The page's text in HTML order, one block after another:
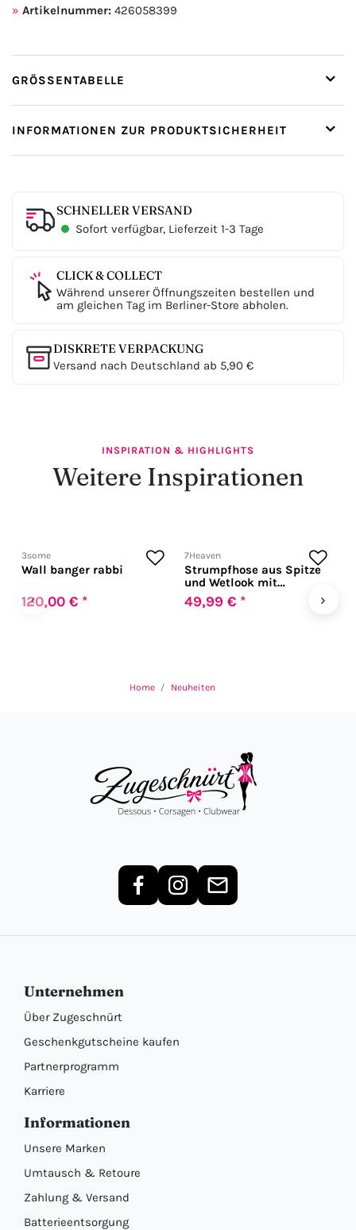
Artikelnummer: 426058399
GRÖSSENTABELLE
INFORMATIONEN ZUR PRODUKTSICHERHEIT
SCHNELLER VERSAND
Sofort verfügbar, Lieferzeit 1-3 Tage
CLICK & COLLECT
Während unserer Öffnungszeiten bestellen und
am gleichen Tag im Berliner-Store abholen.
DISKRETE VERPACKUNG
Versand nach Deutschland ab 5,90 €
INSPIRATION & HIGHLIGHTS
Weitere Inspirationen
‹
3some
Wall banger rabbi
120,00 € *
7Heaven
Strumpfhose aus Spitze
und Wetlook mit
Schnürung
49,99 € * ›
Home Neuheiten
Unternehmen
Über Zugeschnürt
Geschenkgutscheine kaufen
Partnerprogramm
Karriere
Informationen
Unsere Marken
Umtausch & Retoure
Zahlung & Versand
Batterieentsorgung